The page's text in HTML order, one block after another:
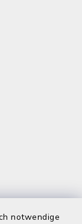
notwendige